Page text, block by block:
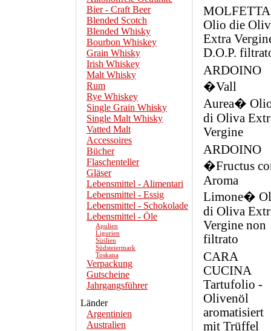
Bier - Craft Beer
Blended Scotch
Blended Whisky
Bourbon Whiskey
Grain Whisky
Irish Whiskey
Malt Whisky
Rum
Rye Whiskey
Single Grain Whisky
Single Malt Whisky
Vatted Malt
Accessoires
Bücher
Flaschenteller
Gläser
Lebensmittel - Alimentari
Lebensmittel - Essig
Lebensmittel - Schokolade
Lebensmittel - Öle
Apulien
Ligurien
Sizilien
Südsteiermark
Toskana
Verpackung
Gutscheine
Jahrgangsführer
Länder
Argentinien
Australien
MOLFETTA
Olio die
Extra
D.O.P.
ARDOINO
�Vall
Aurea�
di Oliva
Vergine
ARDOINO
�Fructus
Aroma
Limone�
di Oliva
Vergine non
filtrato
CARA
CUCINA
Tartufolio -
Olivenöl
aromatisiert
mit Trüffel